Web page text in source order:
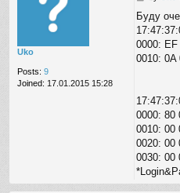
Uko
Posts: 9
Joined: 17.01.2015 15:28
s
t
Буду
0000:
0010: 0A
0000: 80
0010: 00
0020: 00
0030: 00